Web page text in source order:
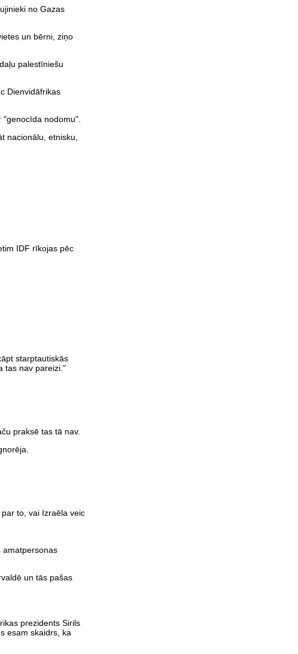
no Gazas
un bērni, ziņo
palestīniešu
Dienvidāfrikas
nodomu".
nacionālu, etnisku,
IDF rīkojas pēc
starptautiskās
tas nav pareizi."
praksē tas tā nav.
to, vai Izraēla veic
amatpersonas
un tās pašas
prezidents Sirils
esam skaidrs, ka